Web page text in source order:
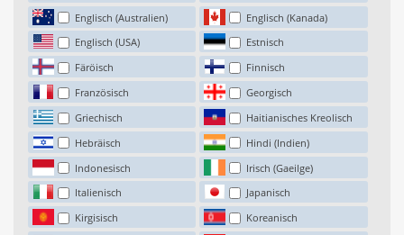
Englisch (Australien)
Englisch (Kanada)
Englisch (USA)
Estnisch
Färöisch
Finnisch
Französisch
Georgisch
Griechisch
Haitianisches Kreolisch
Hebräisch
Hindi (Indien)
Indonesisch
Irisch (Gaeilge)
Italienisch
Japanisch
Kirgisisch
Koreanisch